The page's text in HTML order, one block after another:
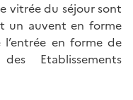
vitrée du séjour sont
un auvent en forme
en forme de
Etablissements